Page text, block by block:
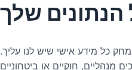
הנתונים שלך
כל מידע אישי שיש לנו עליך.